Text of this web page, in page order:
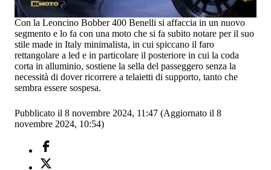
Con la Leoncino Bobber 400 Benelli si affaccia in un nuovo
segmento e lo fa con una moto che si fa subito notare per il suo
stile made in Italy minimalista, in cui spiccano il faro
rettangolare a led e in particolare il posteriore in cui la coda
corta in alluminio, sostiene la sella del passeggero senza la
necessità di dover ricorrere a telaietti di supporto, tanto che
sembra essere sospesa.
Pubblicato il 8 novembre 2024, 11:47 (Aggiornato il 8
novembre 2024, 10:54)